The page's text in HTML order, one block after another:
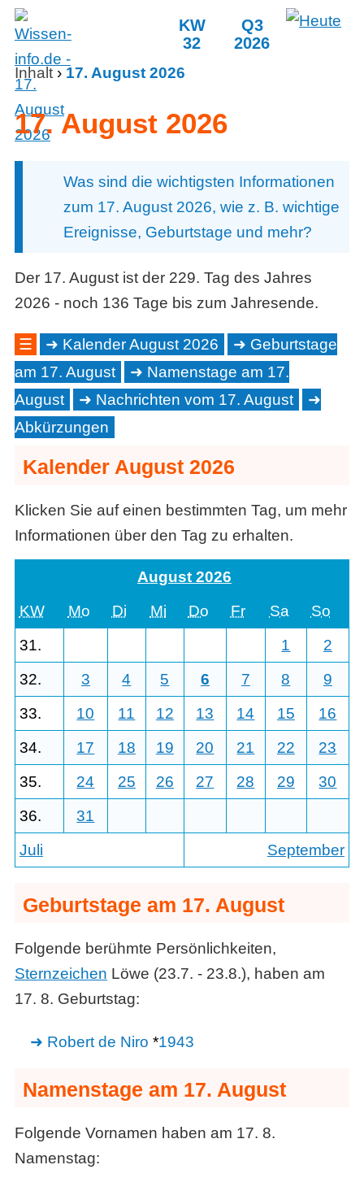
KW
32
Q3
2026
Inhalt› 17. August 2026
17. August 2026
Was sind die wichtigsten Informationen
zum 17. August 2026, wie z. B. wichtige
Ereignisse, Geburtstage und mehr?
Der 17. August ist der 229. Tag des Jahres
2026 - noch 136 Tage bis zum Jahresende.
☰ Kalender August 2026
Geburtstage
am 17. August
Namenstage am 17.
August
Nachrichten vom 17. August
Abkürzungen
Kalender August 2026
Klicken Sie auf einen bestimmten Tag, um mehr
Informationen über den Tag zu erhalten.
August 2026
KW
Mo Di Mi Do Fr Sa So
Juli September
31. 1
2
32.
3 4 5 6 7 8
9
33.
10 11 12 13 14 15
16
34.
17 18 19 20 21 22
23
35.
24 25 26 27 28 29
30
36.
31
Geburtstage am 17. August
Folgende berühmte Persönlichkeiten,
Sternzeichen Löwe (23.7. - 23.8.), haben am
17. 8. Geburtstag:
Robert de Niro *1943
Namenstage am 17. August
Folgende Vornamen haben am 17. 8.
Namenstag: